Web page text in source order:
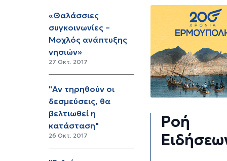
«Θαλάσσιες
συγκοινωνίες –
Μοχλός ανάπτυξης
νησιών»
27 Οκτ. 2017
"Αν τηρηθούν οι
δεσμεύσεις, θα
βελτιωθεί η
κατάσταση"
26 Οκτ. 2017
Ροή